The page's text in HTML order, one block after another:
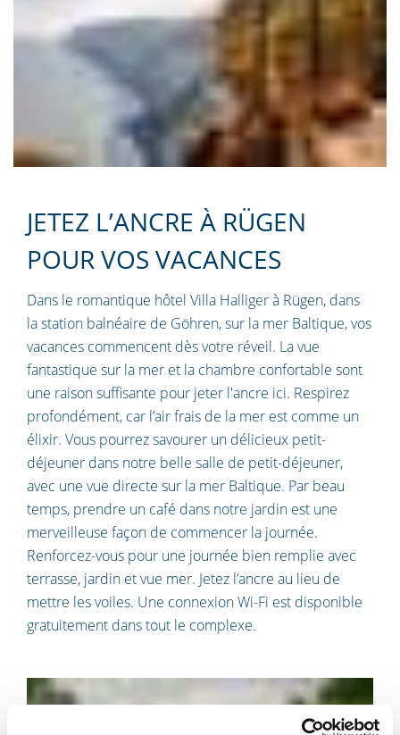
JETEZ L’ANCRE À RÜGEN
POUR VOS VACANCES
Dans le romantique hôtel Villa Halliger à Rügen, dans
la station balnéaire de Göhren, sur la mer Baltique, vos
vacances commencent dès votre réveil. La vue
fantastique sur la mer et la chambre confortable sont
une raison suffisante pour jeter l'ancre ici. Respirez
profondément, car l’air frais de la mer est comme un
élixir. Vous pourrez savourer un délicieux petit-
déjeuner dans notre belle salle de petit-déjeuner,
avec une vue directe sur la mer Baltique. Par beau
temps, prendre un café dans notre jardin est une
merveilleuse façon de commencer la journée.
Renforcez-vous pour une journée bien remplie avec
terrasse, jardin et vue mer. Jetez l’ancre au lieu de
mettre les voiles. Une connexion Wi-Fi est disponible
gratuitement dans tout le complexe.